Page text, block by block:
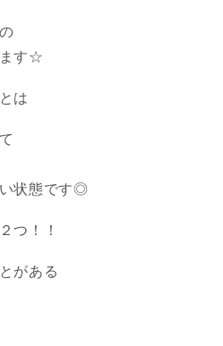
す☆
は
状態です◎
つ！！
がある